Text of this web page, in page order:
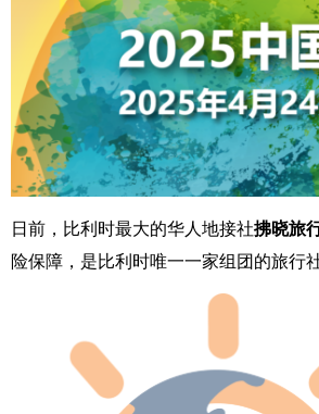
日前，比利时最大的华人地接社拂晓旅
险保障，是比利时唯一一家组团的旅行